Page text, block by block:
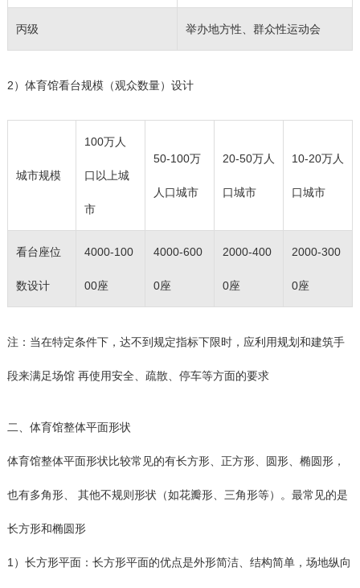
丙级 举办地方性、群众性运动会
2）体育馆看台规模（观众数量）设计
城市规模
100万人
口以上城
市
50-100万
人口城市
20-50万人
口城市
10-20万人
口城市
看台座位
数设计
4000-100
00座
4000-600
0座
2000-400
0座
2000-300
0座
注：当在特定条件下，达不到规定指标下限时，应利用规划和建筑手
段来满足场馆 再使用安全、疏散、停车等方面的要求
二、体育馆整体平面形状
体育馆整体平面形状比较常见的有长方形、正方形、圆形、椭圆形，
也有多角形、 其他不规则形状（如花瓣形、三角形等）。最常见的是
长方形和椭圆形
1）长方形平面：长方形平面的优点是外形简洁、结构简单，场地纵向